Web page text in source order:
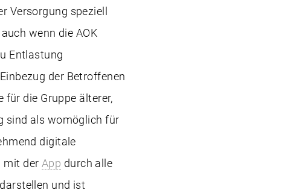
Versorgung speziell
auch wenn die AOK
Entlastung
der Betroffenen
die Gruppe älterer,
sind als womöglich für
digitale
mit der App durch alle
und ist